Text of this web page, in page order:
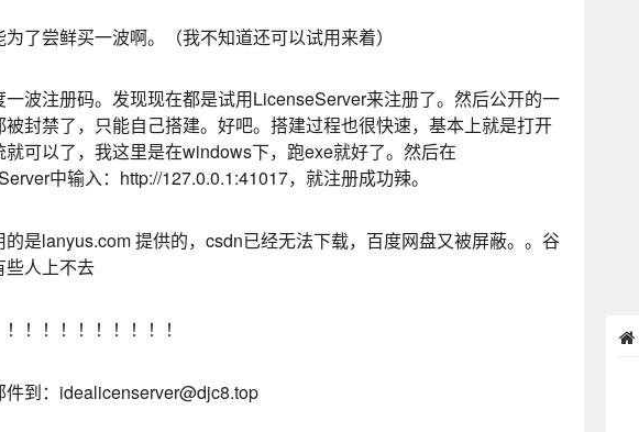
为了尝鲜买一波啊。（我不知道还可以试用来着）
一波注册码。发现现在都是试用LicenseServer来注册了。然后公开的一
被封禁了，只能自己搭建。好吧。搭建过程也很快速，基本上就是打开
就可以了，我这里是在windows下，跑exe就好了。然后在
中输入：http://127.0.0.1:41017，就注册成功辣。
的是lanyus.com 提供的，csdn已经无法下载，百度网盘又被屏蔽。。谷
些人上不去
！！！！！！！！！
件到：idealicenserver@djc8.top